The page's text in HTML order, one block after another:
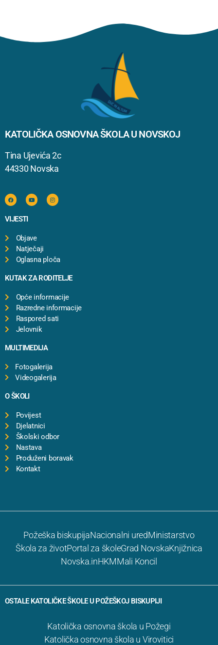
KATOLIČKA OSNOVNA ŠKOLA U NOVSKOJ
Tina Ujevića 2c
44330 Novska
VIJESTI
Objave
Natječaji
Oglasna ploča
KUTAK ZA RODITELJE
Opće informacije
Razredne informacije
Raspored sati
Jelovnik
MULTIMEDIJA
Fotogalerija
Videogalerija
O ŠKOLI
Povijest
Djelatnici
Školski odbor
Nastava
Produženi boravak
Kontakt
Požeška biskupijaNacionalni uredMinistarstvo
Škola za životPortal za školeGrad NovskaKnjižnica
Novska.inHKMMali Koncil
OSTALE KATOLIČKE ŠKOLE U POŽEŠKOJ BISKUPIJI
Katolička osnovna škola u Požegi
Katolička osnovna škola u Virovitici